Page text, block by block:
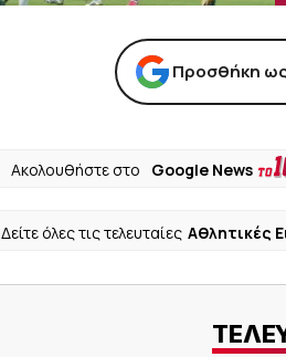
Προσθήκη
Ακολουθήστε στο Google News
Δείτε όλες τις τελευταίες Αθλητικές